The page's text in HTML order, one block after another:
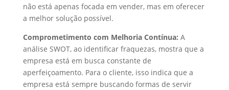
não está apenas focada em vender, mas em oferecer
a melhor solução possível.
Comprometimento com Melhoria Contínua: A
análise SWOT, ao identificar fraquezas, mostra que a
empresa está em busca constante de
aperfeiçoamento. Para o cliente, isso indica que a
empresa está sempre buscando formas de servir